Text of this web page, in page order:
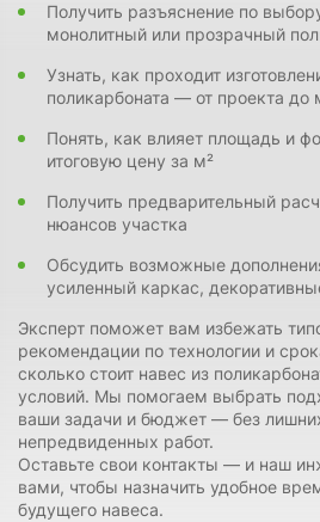
Получить разъяснение по
монолитный или прозрачный
Узнать, как проходит
поликарбоната — от проекта до
Понять, как влияет площадь и
итоговую цену за м²
Получить предварительный
нюансов участка
Обсудить возможные
усиленный каркас,
Эксперт поможет вам избежать
рекомендации по технологии и
сколько стоит навес из
условий. Мы помогаем выбрать
ваши задачи и бюджет — без
непредвиденных работ.
Оставьте свои контакты — и наш
вами, чтобы назначить удобное
будущего навеса.